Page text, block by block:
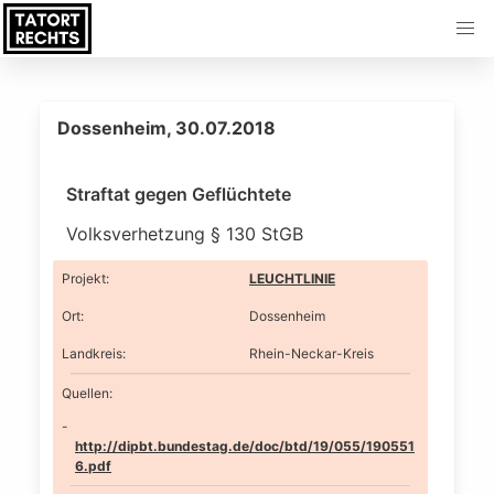
Dossenheim, 30.07.2018
Straftat gegen Geflüchtete
Volksverhetzung § 130 StGB
Projekt: LEUCHTLINIE
Ort: Dossenheim
Landkreis: Rhein-Neckar-Kreis
Quellen:
http://dipbt.bundestag.de/doc/btd/19/055/190551
6.pdf